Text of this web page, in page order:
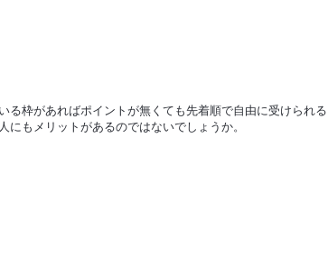
る枠があればポイントが無くても先着順で自由に受けられる
もメリットがあるのではないでしょうか。